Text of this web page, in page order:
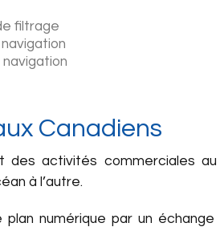
filtrage
Canadiens
des activités commerciales
à l’autre.
numérique par un